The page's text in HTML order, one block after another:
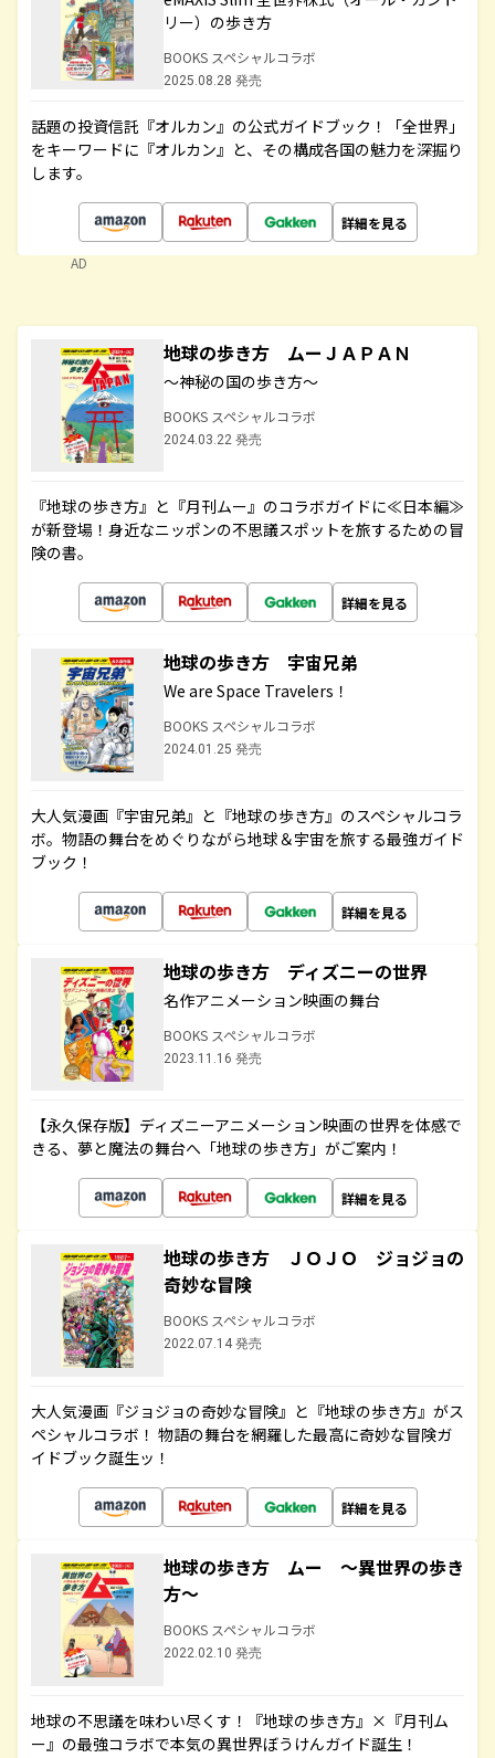
リー）の歩き方
BOOKS スペシャルコラボ
2025.08.28 発売
話題の投資信託『オルカン』の公式ガイドブック！「全世界」
をキーワードに『オルカン』と、その構成各国の魅力を深掘り
します。
詳細を見る
AD
地球の歩き方 ムーＪＡＰＡＮ
～神秘の国の歩き方～
BOOKS スペシャルコラボ
2024.03.22 発売
『地球の歩き方』と『月刊ムー』のコラボガイドに≪日本編≫
が新登場！身近なニッポンの不思議スポットを旅するための冒
険の書。
詳細を見る
地球の歩き方 宇宙兄弟
We are Space Travelers！
BOOKS スペシャルコラボ
2024.01.25 発売
大人気漫画『宇宙兄弟』と『地球の歩き方』のスペシャルコラ
ボ。物語の舞台をめぐりながら地球＆宇宙を旅する最強ガイド
ブック！
詳細を見る
地球の歩き方 ディズニーの世界
名作アニメーション映画の舞台
BOOKS スペシャルコラボ
2023.11.16 発売
【永久保存版】ディズニーアニメーション映画の世界を体感で
きる、夢と魔法の舞台へ「地球の歩き方」がご案内！
詳細を見る
地球の歩き方 ＪＯＪＯ ジョジョの
奇妙な冒険
BOOKS スペシャルコラボ
2022.07.14 発売
大人気漫画『ジョジョの奇妙な冒険』と『地球の歩き方』がス
ペシャルコラボ！ 物語の舞台を網羅した最高に奇妙な冒険ガ
イドブック誕生ッ！
詳細を見る
地球の歩き方 ムー ～異世界の歩き
方～
BOOKS スペシャルコラボ
2022.02.10 発売
地球の不思議を味わい尽くす！『地球の歩き方』×『月刊ム
ー』の最強コラボで本気の異世界ぼうけんガイド誕生！